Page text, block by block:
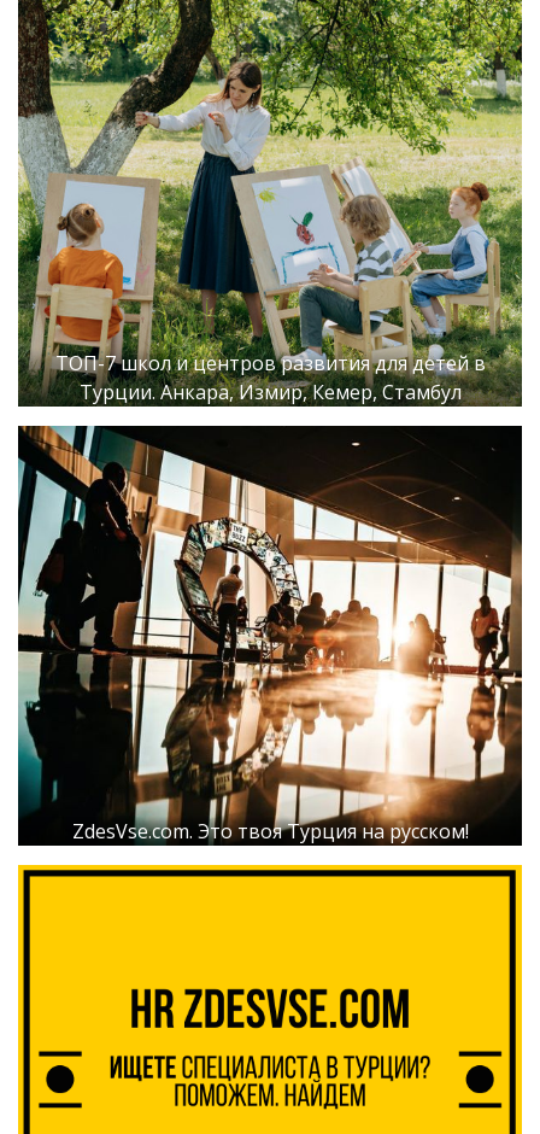
ТОП-7 школ и центров развития для детей в
Турции. Анкара, Измир, Кемер, Стамбул
ZdesVse.com. Это твоя Турция на русском!